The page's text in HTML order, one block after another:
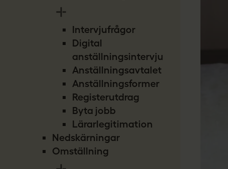
Intervjufrågor
Digital
anställningsintervju
Anställningsavtalet
Anställningsformer
Registerutdrag
Byta jobb
Lärarlegitimation
Nedskärningar
Omställning